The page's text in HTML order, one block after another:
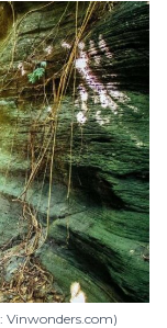
Vinwonders.com)